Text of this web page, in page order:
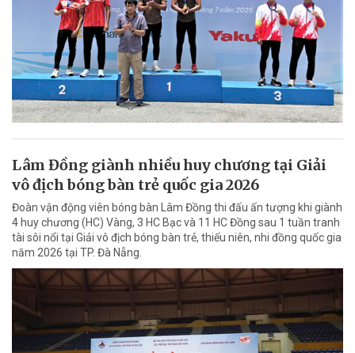
Lâm Đồng giành nhiều huy chương tại Giải
vô địch bóng bàn trẻ quốc gia 2026
Đoàn vận động viên bóng bàn Lâm Đồng thi đấu ấn tượng khi giành
4 huy chương (HC) Vàng, 3 HC Bạc và 11 HC Đồng sau 1 tuần tranh
tài sôi nổi tại Giải vô địch bóng bàn trẻ, thiếu niên, nhi đồng quốc gia
năm 2026 tại TP. Đà Nẵng.